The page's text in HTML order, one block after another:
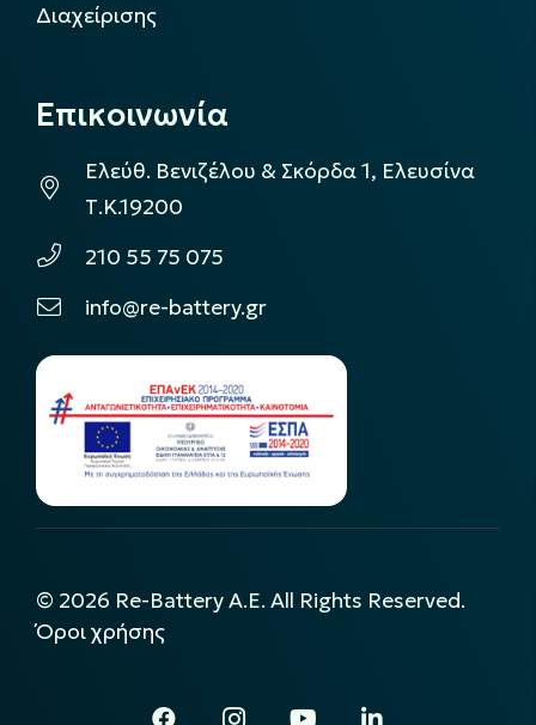
Διαχείρισης
Επικοινωνία
Ελεύθ. Βενιζέλου & Σκόρδα 1, Ελευσίνα
Τ.Κ.19200
210 55 75 075
info@re-battery.gr
© 2026 Re-Battery A.E. All Rights Reserved.
Όροι χρήσης